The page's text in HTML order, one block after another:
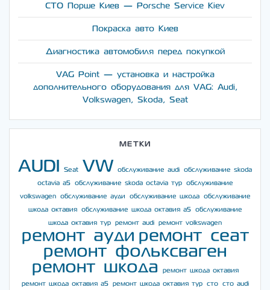
СТО Порше Киев — Porsche Service Kiev
Покраска авто Киев
Диагностика автомобиля перед покупкой
VAG Point — установка и настройка
дополнительного оборудования для VAG: Audi,
Volkswagen, Skoda, Seat
МЕТКИ
AUDI Seat VW обслуживание audi
обслуживание skoda
octavia a5
обслуживание skoda octavia тур
обслуживание
volkswagen
обслуживание ауди обслуживание шкода
обслуживание
шкода октавия
обслуживание шкода октавия а5
обслуживание
шкода октавия тур
ремонт audi ремонт volkswagen
ремонт ауди ремонт сеат
ремонт фольксваген
ремонт шкода
ремонт шкода октавия
ремонт шкода октавия а5
ремонт шкода октавия тур сто сто audi